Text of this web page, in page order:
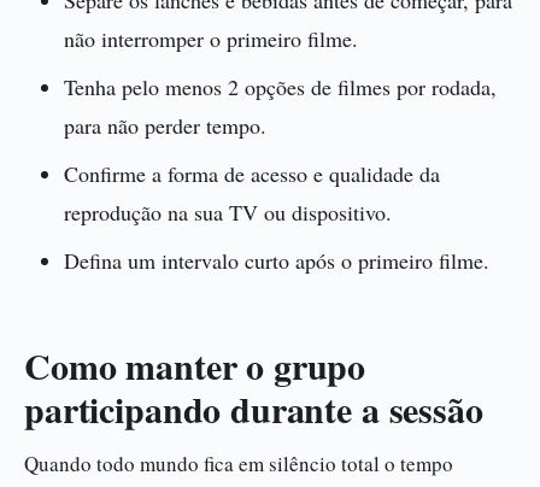
não interromper o primeiro filme.
Tenha pelo menos 2 opções de filmes por rodada,
para não perder tempo.
Confirme a forma de acesso e qualidade da
reprodução na sua TV ou dispositivo.
Defina um intervalo curto após o primeiro filme.
Como manter o grupo
participando durante a sessão
Quando todo mundo fica em silêncio total o tempo